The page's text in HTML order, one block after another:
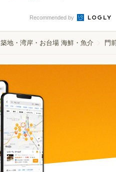
Recommended by
築地・湾岸・お台場 海鮮・魚介 門